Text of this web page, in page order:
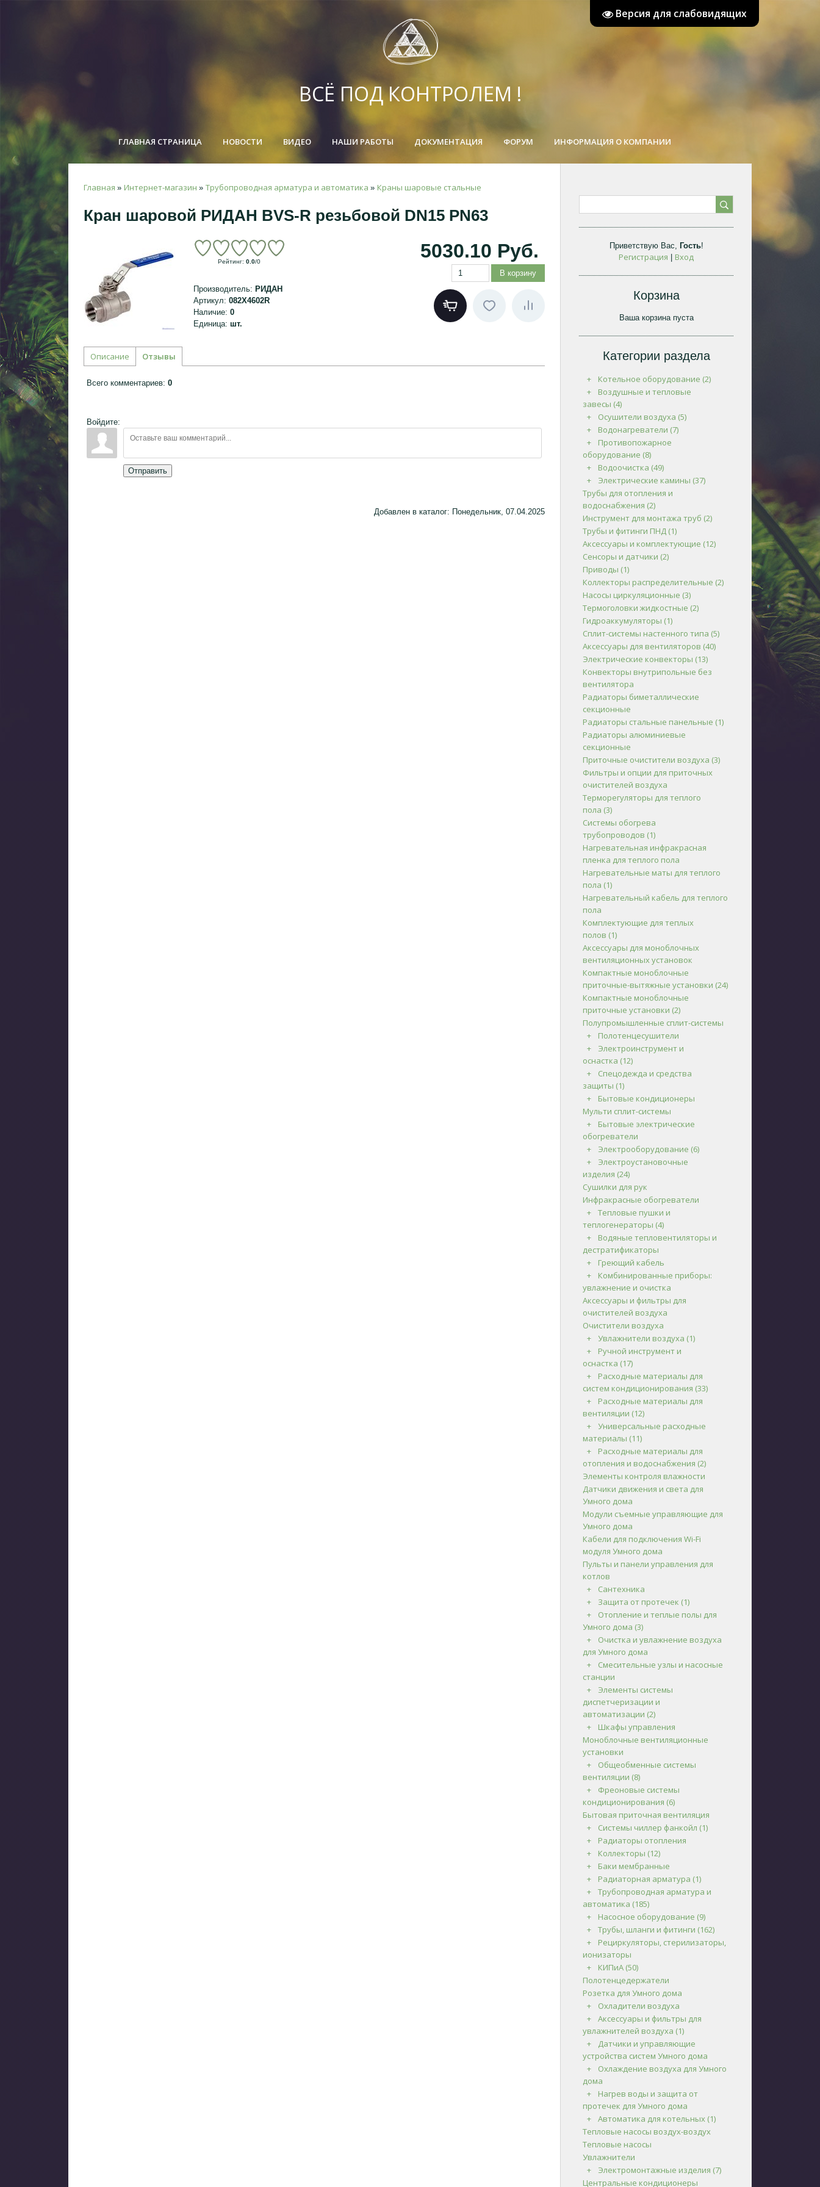
Версия для слабовидящих
ВСЁ ПОД КОНТРОЛЕМ !
ГЛАВНАЯ СТРАНИЦА НОВОСТИ ВИДЕО НАШИ РАБОТЫ ДОКУМЕНТАЦИЯ ФОРУМ ИНФОРМАЦИЯ О КОМПАНИИ
Главная » Интернет-магазин » Трубопроводная арматура и автоматика » Краны шаровые стальные
Кран шаровой РИДАН BVS-R резьбовой DN15 PN63
Рейтинг: 0.0/0 5030.10 Руб.
Производитель: РИДАН
Артикул: 082X4602R
Наличие: 0
Единица: шт.
Описание Отзывы
Всего комментариев: 0
Войдите:
Отправить
Добавлен в каталог: Понедельник, 07.04.2025
Приветствую Вас, Гость!
Регистрация Вход
Корзина
Ваша корзина пуста
Категории раздела
Котельное оборудование (2)
Воздушные и тепловые
завесы (4)
Осушители воздуха (5)
Водонагреватели (7)
Противопожарное
оборудование (8)
Водоочистка (49)
Электрические камины (37)
Трубы для отопления и
водоснабжения (2)
Инструмент для монтажа труб (2)
Трубы и фитинги ПНД (1)
Аксессуары и комплектующие (12)
Сенсоры и датчики (2)
Приводы (1)
Коллекторы распределительные (2)
Насосы циркуляционные (3)
Термоголовки жидкостные (2)
Гидроаккумуляторы (1)
Сплит-системы настенного типа (5)
Аксессуары для вентиляторов (40)
Электрические конвекторы (13)
Конвекторы внутрипольные без
вентилятора
Радиаторы биметаллические
секционные
Радиаторы стальные панельные (1)
Радиаторы алюминиевые
секционные
Приточные очистители воздуха (3)
Фильтры и опции для приточных
очистителей воздуха
Терморегуляторы для теплого
пола (3)
Системы обогрева
трубопроводов (1)
Нагревательная инфракрасная
пленка для теплого пола
Нагревательные маты для теплого
пола (1)
Нагревательный кабель для теплого
пола
Комплектующие для теплых
полов (1)
Аксессуары для моноблочных
вентиляционных установок
Компактные моноблочные
приточные-вытяжные установки (24)
Компактные моноблочные
приточные установки (2)
Полупромышленные сплит-системы
Полотенцесушители
Электроинструмент и
оснастка (12)
Спецодежда и средства
защиты (1)
Бытовые кондиционеры
Мульти сплит-системы
Бытовые электрические
обогреватели
Электрооборудование (6)
Электроустановочные
изделия (24)
Сушилки для рук
Инфракрасные обогреватели
Тепловые пушки и
теплогенераторы (4)
Водяные тепловентиляторы и
дестратификаторы
Греющий кабель
Комбинированные приборы:
увлажнение и очистка
Аксессуары и фильтры для
очистителей воздуха
Очистители воздуха
Увлажнители воздуха (1)
Ручной инструмент и
оснастка (17)
Расходные материалы для
систем кондиционирования (33)
Расходные материалы для
вентиляции (12)
Универсальные расходные
материалы (11)
Расходные материалы для
отопления и водоснабжения (2)
Элементы контроля влажности
Датчики движения и света для
Умного дома
Модули съемные управляющие для
Умного дома
Кабели для подключения Wi-Fi
модуля Умного дома
Пульты и панели управления для
котлов
Сантехника
Защита от протечек (1)
Отопление и теплые полы для
Умного дома (3)
Очистка и увлажнение воздуха
для Умного дома
Смесительные узлы и насосные
станции
Элементы системы
диспетчеризации и
автоматизации (2)
Шкафы управления
Моноблочные вентиляционные
установки
Общеобменные системы
вентиляции (8)
Фреоновые системы
кондиционирования (6)
Бытовая приточная вентиляция
Системы чиллер фанкойл (1)
Радиаторы отопления
Коллекторы (12)
Баки мембранные
Радиаторная арматура (1)
Трубопроводная арматура и
автоматика (185)
Насосное оборудование (9)
Трубы, шланги и фитинги (162)
Рециркуляторы, стерилизаторы,
ионизаторы
КИПиА (50)
Полотенцедержатели
Розетка для Умного дома
Охладители воздуха
Аксессуары и фильтры для
увлажнителей воздуха (1)
Датчики и управляющие
устройства систем Умного дома
Охлаждение воздуха для Умного
дома
Нагрев воды и защита от
протечек для Умного дома
Автоматика для котельных (1)
Тепловые насосы воздух-воздух
Тепловые насосы
Увлажнители
Электромонтажные изделия (7)
Центральные кондиционеры